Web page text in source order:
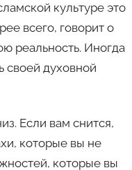
культуре это
всего, говорит о
реальность. Иногда
своей духовной
Если вам снится,
которые вы не
которые вы